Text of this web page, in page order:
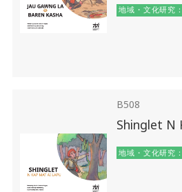
地域・文化研究
B508
Shinglet N
地域・文化研究